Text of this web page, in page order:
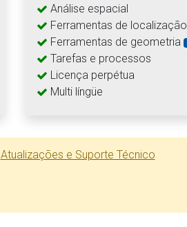
Análise espacial
Ferramentas de localização
Ferramentas de geometria
Tarefas e processos
Licença perpétua
Multi língüe
Atualizações e Suporte Técnico